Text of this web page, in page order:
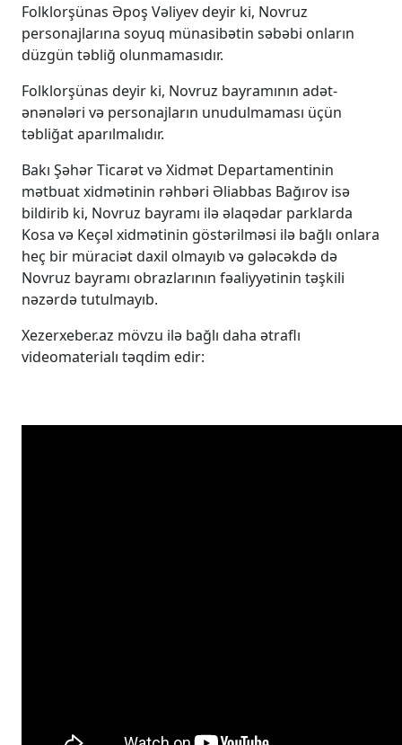
Folklorşünas Əpoş Vəliyev deyir ki, Novruz
personajlarına soyuq münasibətin səbəbi onların
düzgün təbliğ olunmamasıdır.
Folklorşünas deyir ki, Novruz bayramının adət-
ənənələri və personajların unudulmaması üçün
təbliğat aparılmalıdır.
Bakı Şəhər Ticarət və Xidmət Departamentinin
mətbuat xidmətinin rəhbəri Əliabbas Bağırov isə
bildirib ki, Novruz bayramı ilə əlaqədar parklarda
Kosa və Keçəl xidmətinin göstərilməsi ilə bağlı onlara
heç bir müraciət daxil olmayıb və gələcəkdə də
Novruz bayramı obrazlarının fəaliyyətinin təşkili
nəzərdə tutulmayıb.
Xezerxeber.az mövzu ilə bağlı daha ətraflı
videomaterialı təqdim edir: